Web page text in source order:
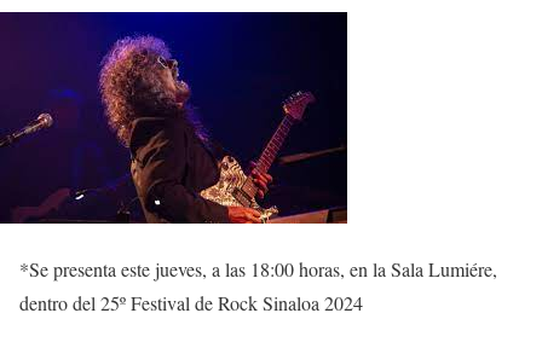
*Se presenta este jueves, a las 18:00 horas, en la Sala Lumiére,
dentro del 25ºFestival de Rock Sinaloa 2024